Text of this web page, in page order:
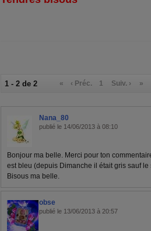
1 - 2 de 2 « ‹ Préc. 1 Suiv. › »
Nana_80
publié le 14/06/2013 à 08:10
Bonjour ma belle. Merci pour ton
est bleu (depuis Dimanche il était gris sauf
Bisous ma belle.
obse
publié le 13/06/2013 à 20:57